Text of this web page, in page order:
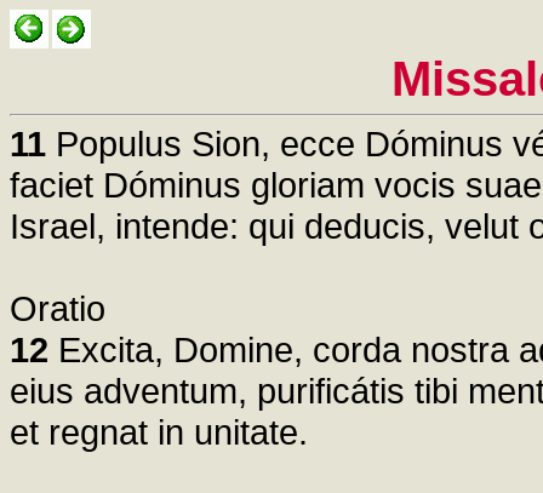
11 Populus Sion, ecce Dóminus
faciet Dóminus gloriam vocis
Israel, intende: qui deducis, velut
Oratio
12 Excita, Domine, corda nostra
eius adventum, purificátis tibi
et regnat in unitate.